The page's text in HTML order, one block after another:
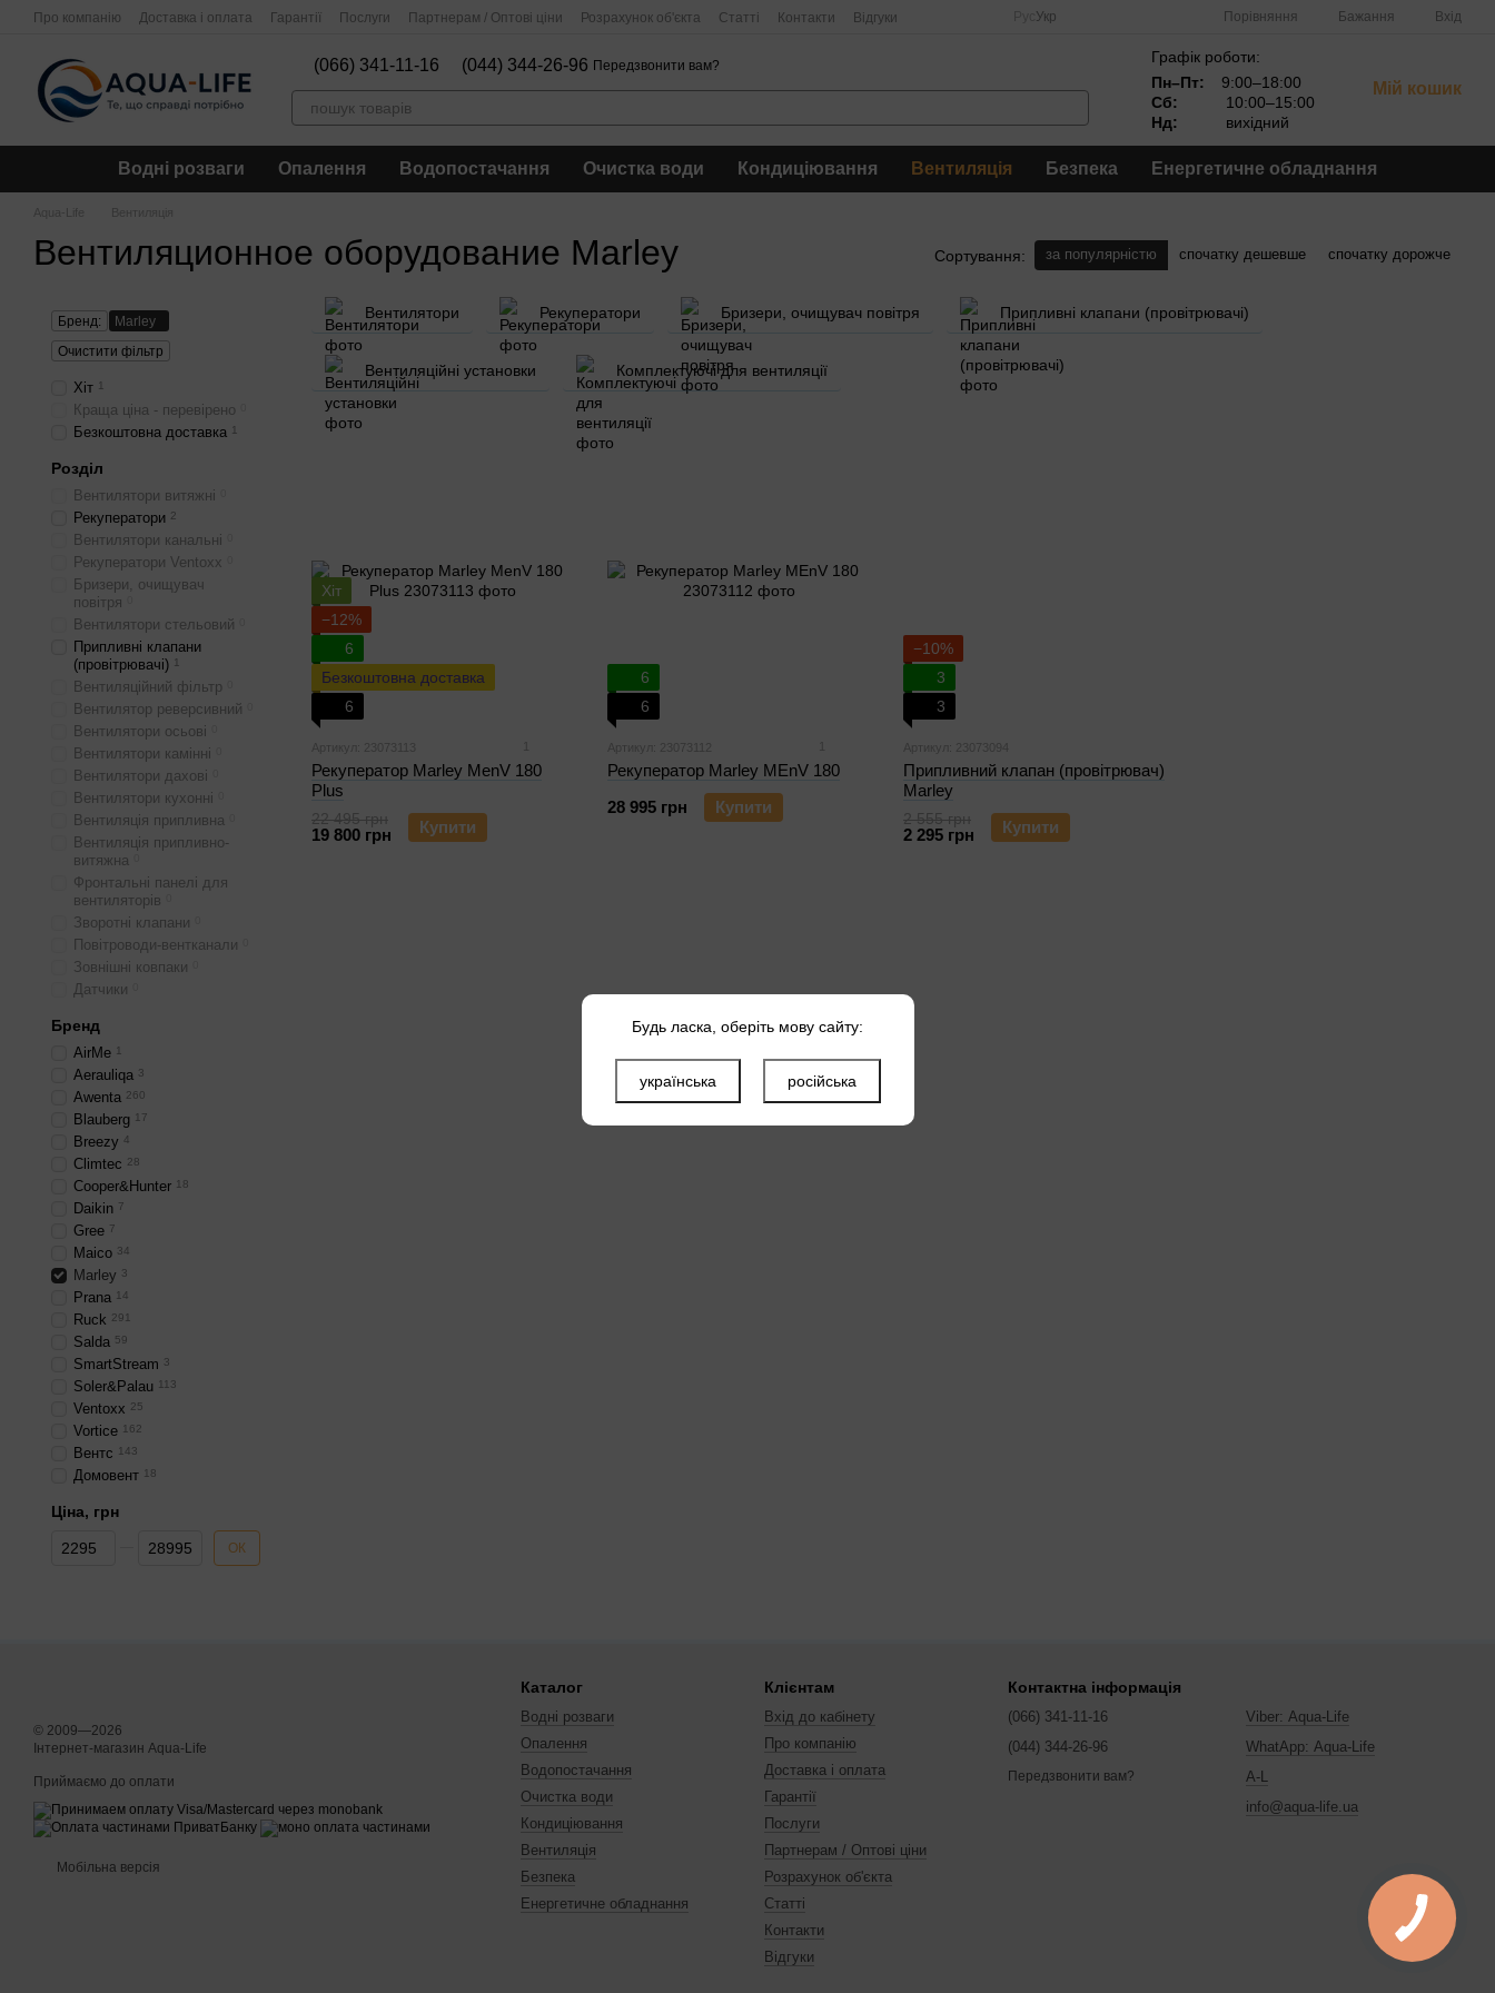
Перейти до основного контенту
Про компанію Доставка і оплата Гарантії Послуги Партнерам / Оптові ціни Розрахунок об'єкта Статті Контакти Відгуки Укр Порівняння Бажання Вхід
(066) 341-11-16 (044) 344-26-96 Передзвонити вам?
Графік роботи:
Пн–Пт:
9:00–18:00
Сб:
10:00–15:00
Нд:
вихідний
Мій кошик
Водні розваги Опалення Водопостачання Очистка води Кондиціювання Вентиляція Безпека Енергетичне обладнання
Aqua-Life Вентиляція
Вентиляционное оборудование Marley Сортування: за популярністю спочатку дешевше спочатку дорожче
Вентилятори Рекуператори Бризери, очищувач повітря Припливні клапани (провітрювачі)
Вентиляційні установки Комплектуючі для вентиляції
Хіт
−12%
6
Безкоштовна доставка
6
Артикул: 23073113
Рекуператор Marley MenV 180
Plus
22 495 грн
19 800 грн Купити
6
6
Артикул: 23073112
Рекуператор Marley MEnV 180
28 995 грн
Купити
−10%
3
3
Артикул: 23073094
Припливний клапан (провітрювач)
Marley
2 555 грн
2 295 грн Купити
Бренд:
Marley
Очистити фільтр
Хіт 1
Краща ціна - перевірено
Безкоштовна доставка 1
Розділ
Вентилятори витяжні
Рекуператори 2
Вентилятори канальні
Рекуператори Ventoxx
Бризери, очищувач
повітря
Вентилятори стельовий
Припливні клапани
(провітрювачі) 1
Вентиляційний фільтр
Вентилятор реверсивний
Вентилятори осьові
Вентилятори камінні
Вентилятори дахові
Вентилятори кухонні
Вентиляція припливна
Вентиляція припливно-
витяжна
Фронтальні панелі для
вентиляторів
Зворотні клапани
Повітроводи-вентканали
Зовнішні ковпаки
Датчики
Бренд
AirMe 1
Aerauliqa 3
Awenta 260
Blauberg 17
Breezy 4
Climtec 28
Cooper&Hunter 18
Daikin 7
Gree 7
Maico 34
Marley 3
Prana 14
Ruck 291
Salda 59
SmartStream 3
Soler&Palau 113
Ventoxx 25
Vortice 162
Вентс 143
Домовент 18
Ціна, грн
Від Ціна, грн
До Ціна, грн ОК
© 2009—2026
Інтернет-магазин Aqua-Life
Приймаємо до оплати
Мобільна версія
Каталог
Водні розваги
Опалення
Водопостачання
Очистка води
Кондиціювання
Вентиляція
Безпека
Енергетичне обладнання
Клієнтам
Вхід до кабінету
Про компанію
Доставка і оплата
Гарантії
Послуги
Партнерам / Оптові ціни
Розрахунок об'єкта
Статті
Контакти
Відгуки
Контактна інформація
(066) 341-11-16
(044) 344-26-96
Передзвонити вам?
Viber: Aqua-Life
WhatApp: Aqua-Life
A-L
info@aqua-life.ua
Будь ласка, оберіть мову сайту:
українська російська